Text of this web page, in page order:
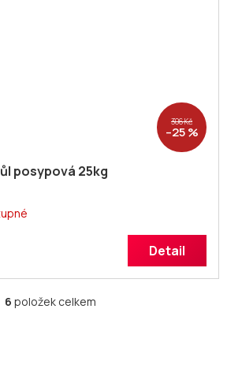
306 Kč
–25 %
posypová 25kg
Detail
O
6 položek celkem